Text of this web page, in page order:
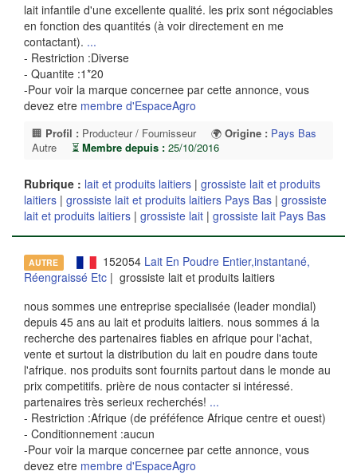
lait infantile d'une excellente qualité. les prix sont négociables
en fonction des quantités (à voir directement en me
contactant). ...
- Restriction :Diverse
- Quantite :1*20
-Pour voir la marque concernee par cette annonce, vous
devez etre membre d'EspaceAgro
🏢 Profil : Producteur / Fournisseur 🌍 Origine : Pays Bas
Autre
⏳ Membre depuis : 25/10/2016
Rubrique : lait et produits laitiers | grossiste lait et produits
laitiers | grossiste lait et produits laitiers Pays Bas | grossiste
lait et produits laitiers | grossiste lait | grossiste lait Pays Bas
AUTRE 152054 Lait En Poudre Entier,instantané,
Réengraissé Etc | grossiste lait et produits laitiers
nous sommes une entreprise specialisée (leader mondial)
depuis 45 ans au lait et produits laitiers. nous sommes á la
recherche des partenaires fiables en afrique pour l'achat,
vente et surtout la distribution du lait en poudre dans toute
l'afrique. nos produits sont fournits partout dans le monde au
prix competitifs. prière de nous contacter si intéressé.
partenaires très serieux recherchés! ...
- Restriction :Afrique (de préféfence Afrique centre et ouest)
- Conditionnement :aucun
-Pour voir la marque concernee par cette annonce, vous
devez etre membre d'EspaceAgro